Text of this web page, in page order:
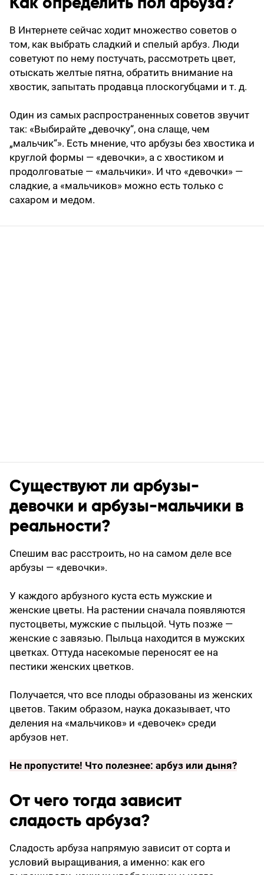
Как определить пол арбуза?
В Интернете сейчас ходит множество советов о
том, как выбрать сладкий и спелый арбуз. Люди
советуют по нему постучать, рассмотреть цвет,
отыскать желтые пятна, обратить внимание на
хвостик, запытать продавца плоскогубцами и т. д.
Один из самых распространенных советов звучит
так: «Выбирайте „девочку“, она слаще, чем
„мальчик“». Есть мнение, что арбузы без хвостика и
круглой формы — «девочки», а с хвостиком и
продолговатые — «мальчики». И что «девочки» —
сладкие, а «мальчиков» можно есть только с
сахаром и медом.
Существуют ли арбузы-
девочки и арбузы-мальчики в
реальности?
Спешим вас расстроить, но на самом деле все
арбузы — «девочки».
У каждого арбузного куста есть мужские и
женские цветы. На растении сначала появляются
пустоцветы, мужские с пыльцой. Чуть позже —
женские с завязью. Пыльца находится в мужских
цветках. Оттуда насекомые переносят ее на
пестики женских цветков.
Получается, что все плоды образованы из женских
цветов. Таким образом, наука доказывает, что
деления на «мальчиков» и «девочек» среди
арбузов нет.
Не пропустите! Что полезнее: арбуз или дыня?
От чего тогда зависит
сладость арбуза?
Сладость арбуза напрямую зависит от сорта и
условий выращивания, а именно: как его